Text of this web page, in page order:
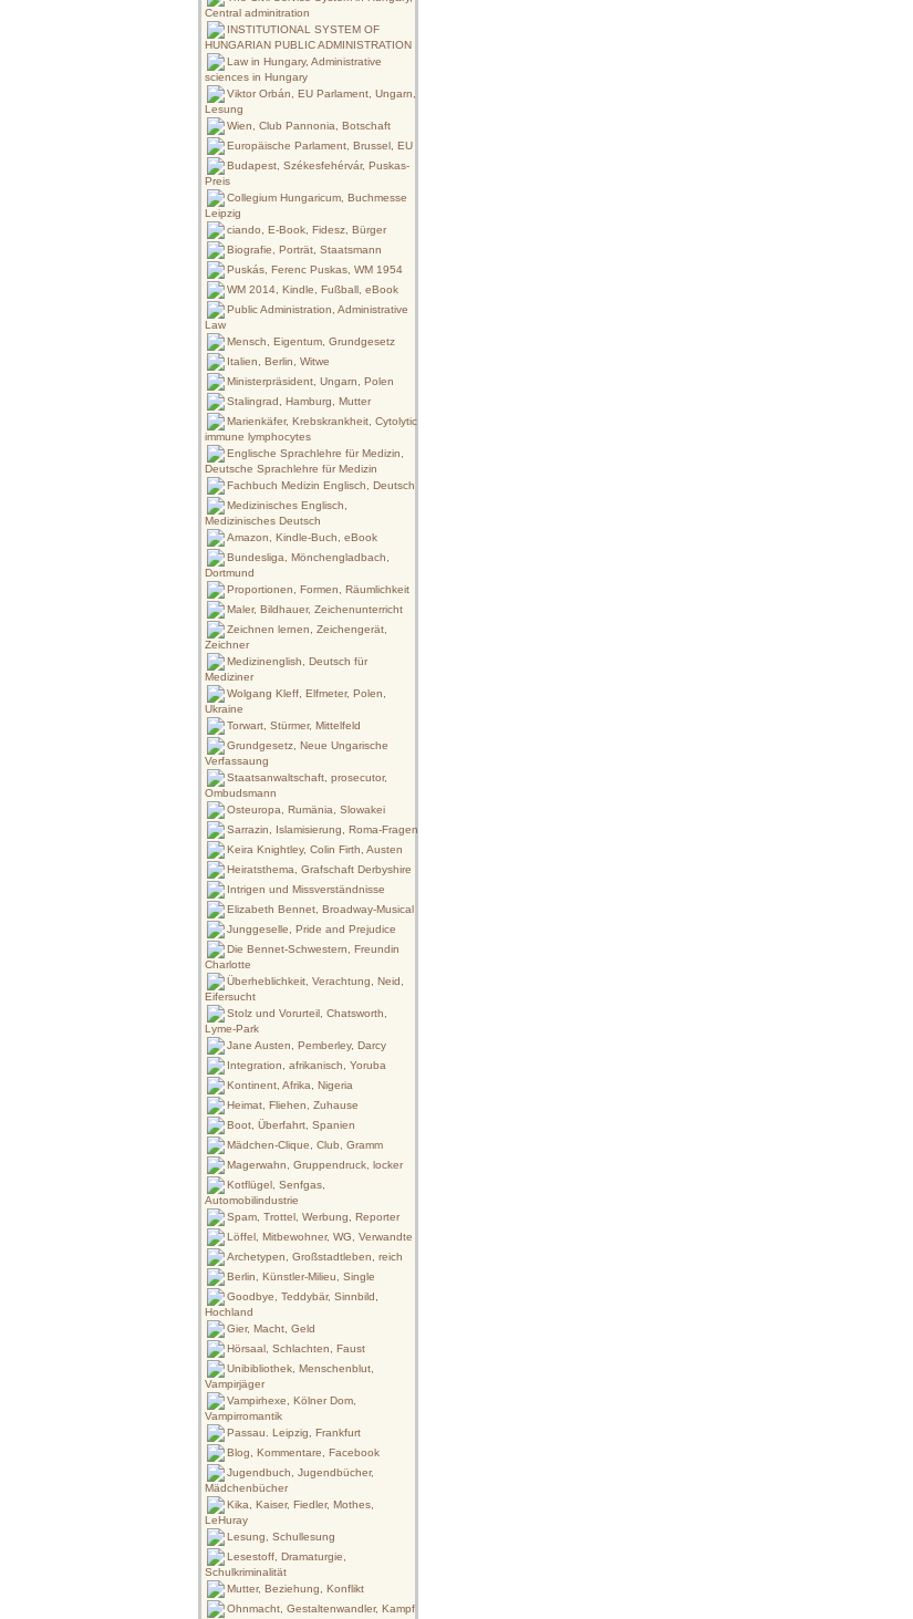
Central adminitration
INSTITUTIONAL SYSTEM OF
HUNGARIAN PUBLIC ADMINISTRATION
Law in Hungary, Administrative
sciences in Hungary
Viktor Orbán, EU Parlament, Ungarn,
Lesung
Wien, Club Pannonia, Botschaft
Europäische Parlament, Brussel, EU
Budapest, Székesfehérvár, Puskas-
Preis
Collegium Hungaricum, Buchmesse
Leipzig
ciando, E-Book, Fidesz, Bürger
Biografie, Porträt, Staatsmann
Puskás, Ferenc Puskas, WM 1954
WM 2014, Kindle, Fußball, eBook
Public Administration, Administrative
Law
Mensch, Eigentum, Grundgesetz
Italien, Berlin, Witwe
Ministerpräsident, Ungarn, Polen
Stalingrad, Hamburg, Mutter
Marienkäfer, Krebskrankheit, Cytolytic
immune lymphocytes
Englische Sprachlehre für Medizin,
Deutsche Sprachlehre für Medizin
Fachbuch Medizin Englisch, Deutsch
Medizinisches Englisch,
Medizinisches Deutsch
Amazon, Kindle-Buch, eBook
Bundesliga, Mönchengladbach,
Dortmund
Proportionen, Formen, Räumlichkeit
Maler, Bildhauer, Zeichenunterricht
Zeichnen lernen, Zeichengerät,
Zeichner
Medizinenglish, Deutsch für
Mediziner
Wolgang Kleff, Elfmeter, Polen,
Ukraine
Torwart, Stürmer, Mittelfeld
Grundgesetz, Neue Ungarische
Verfassaung
Staatsanwaltschaft, prosecutor,
Ombudsmann
Osteuropa, Rumänia, Slowakei
Sarrazin, Islamisierung, Roma-Fragen
Keira Knightley, Colin Firth, Austen
Heiratsthema, Grafschaft Derbyshire
Intrigen und Missverständnisse
Elizabeth Bennet, Broadway-Musical
Junggeselle, Pride and Prejudice
Die Bennet-Schwestern, Freundin
Charlotte
Überheblichkeit, Verachtung, Neid,
Eifersucht
Stolz und Vorurteil, Chatsworth,
Lyme-Park
Jane Austen, Pemberley, Darcy
Integration, afrikanisch, Yoruba
Kontinent, Afrika, Nigeria
Heimat, Fliehen, Zuhause
Boot, Überfahrt, Spanien
Mädchen-Clique, Club, Gramm
Magerwahn, Gruppendruck, locker
Kotflügel, Senfgas,
Automobilindustrie
Spam, Trottel, Werbung, Reporter
Löffel, Mitbewohner, WG, Verwandte
Archetypen, Großstadtleben, reich
Berlin, Künstler-Milieu, Single
Goodbye, Teddybär, Sinnbild,
Hochland
Gier, Macht, Geld
Hörsaal, Schlachten, Faust
Unibibliothek, Menschenblut,
Vampirjäger
Vampirhexe, Kölner Dom,
Vampirromantik
Passau. Leipzig, Frankfurt
Blog, Kommentare, Facebook
Jugendbuch, Jugendbücher,
Mädchenbücher
Kika, Kaiser, Fiedler, Mothes,
LeHuray
Lesung, Schullesung
Lesestoff, Dramaturgie,
Schulkriminalität
Mutter, Beziehung, Konflikt
Ohnmacht, Gestaltenwandler, Kampf